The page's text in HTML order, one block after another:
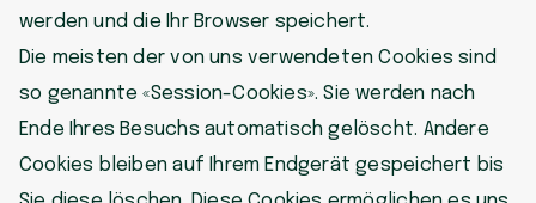
werden und die Ihr Browser speichert.
Die meisten der von uns verwendeten Cookies sind
so genannte «Session-Cookies». Sie werden nach
Ende Ihres Besuchs automatisch gelöscht. Andere
Cookies bleiben auf Ihrem Endgerät gespeichert bis